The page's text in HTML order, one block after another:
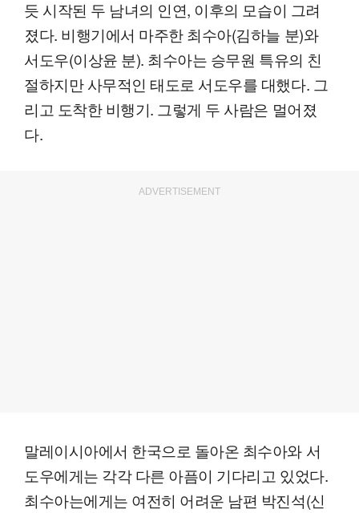
듯 시작된 두 남녀의 인연, 이후의 모습이 그려
졌다. 비행기에서 마주한 최수아(김하늘 분)와
서도우(이상윤 분). 최수아는 승무원 특유의 친
절하지만 사무적인 태도로 서도우를 대했다. 그
리고 도착한 비행기. 그렇게 두 사람은 멀어졌
다.
ADVERTISEMENT
말레이시아에서 한국으로 돌아온 최수아와 서
도우에게는 각각 다른 아픔이 기다리고 있었다.
최수아는에게는 여전히 어려운 남편 박진석(신